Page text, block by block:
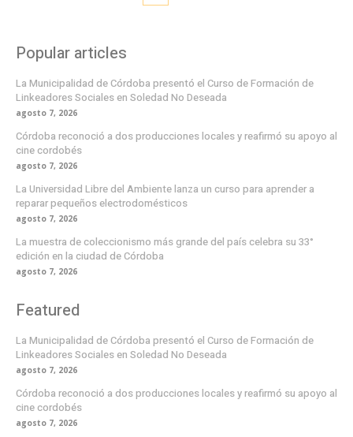
Popular articles
La Municipalidad de Córdoba presentó el Curso de Formación de
Linkeadores Sociales en Soledad No Deseada
agosto 7, 2026
Córdoba reconoció a dos producciones locales y reafirmó su apoyo al
cine cordobés
agosto 7, 2026
La Universidad Libre del Ambiente lanza un curso para aprender a
reparar pequeños electrodomésticos
agosto 7, 2026
La muestra de coleccionismo más grande del país celebra su 33°
edición en la ciudad de Córdoba
agosto 7, 2026
Featured
La Municipalidad de Córdoba presentó el Curso de Formación de
Linkeadores Sociales en Soledad No Deseada
agosto 7, 2026
Córdoba reconoció a dos producciones locales y reafirmó su apoyo al
cine cordobés
agosto 7, 2026